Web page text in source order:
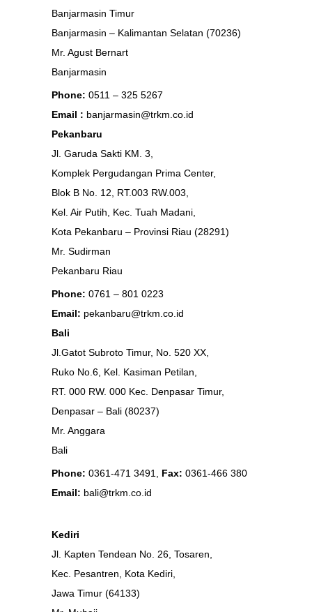
Banjarmasin Timur
Banjarmasin – Kalimantan Selatan (70236)
Mr. Agust Bernart
Banjarmasin
Phone: 0511 – 325 5267
Email : banjarmasin@trkm.co.id
Pekanbaru
Jl. Garuda Sakti KM. 3,
Komplek Pergudangan Prima Center,
Blok B No. 12, RT.003 RW.003,
Kel. Air Putih, Kec. Tuah Madani,
Kota Pekanbaru – Provinsi Riau (28291)
Mr. Sudirman
Pekanbaru Riau
Phone: 0761 – 801 0223
Email: pekanbaru@trkm.co.id
Bali
Jl.Gatot Subroto Timur, No. 520 XX,
Ruko No.6, Kel. Kasiman Petilan,
RT. 000 RW. 000 Kec. Denpasar Timur,
Denpasar – Bali (80237)
Mr. Anggara
Bali
Phone: 0361-471 3491, Fax: 0361-466 380
Email: bali@trkm.co.id
Kediri
Jl. Kapten Tendean No. 26, Tosaren,
Kec. Pesantren, Kota Kediri,
Jawa Timur (64133)